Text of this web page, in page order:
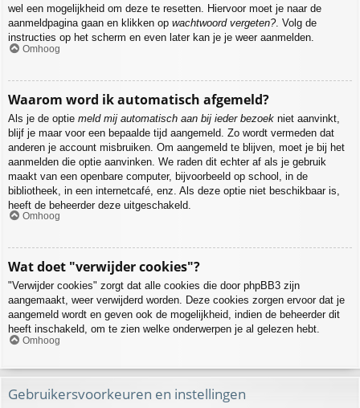
wel een mogelijkheid om deze te resetten. Hiervoor moet je naar de
aanmeldpagina gaan en klikken op wachtwoord vergeten?. Volg de
instructies op het scherm en even later kan je je weer aanmelden.
Omhoog
Waarom word ik automatisch afgemeld?
Als je de optie meld mij automatisch aan bij ieder bezoek niet aanvinkt,
blijf je maar voor een bepaalde tijd aangemeld. Zo wordt vermeden dat
anderen je account misbruiken. Om aangemeld te blijven, moet je bij het
aanmelden die optie aanvinken. We raden dit echter af als je gebruik
maakt van een openbare computer, bijvoorbeeld op school, in de
bibliotheek, in een internetcafé, enz. Als deze optie niet beschikbaar is,
heeft de beheerder deze uitgeschakeld.
Omhoog
Wat doet "verwijder cookies"?
"Verwijder cookies" zorgt dat alle cookies die door phpBB3 zijn
aangemaakt, weer verwijderd worden. Deze cookies zorgen ervoor dat je
aangemeld wordt en geven ook de mogelijkheid, indien de beheerder dit
heeft inschakeld, om te zien welke onderwerpen je al gelezen hebt.
Omhoog
Gebruikersvoorkeuren en instellingen